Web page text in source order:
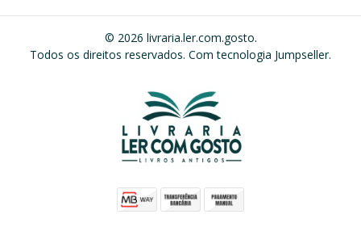
© 2026 livraria.ler.com.gosto.
Todos os direitos reservados. Com tecnologia Jumpseller.